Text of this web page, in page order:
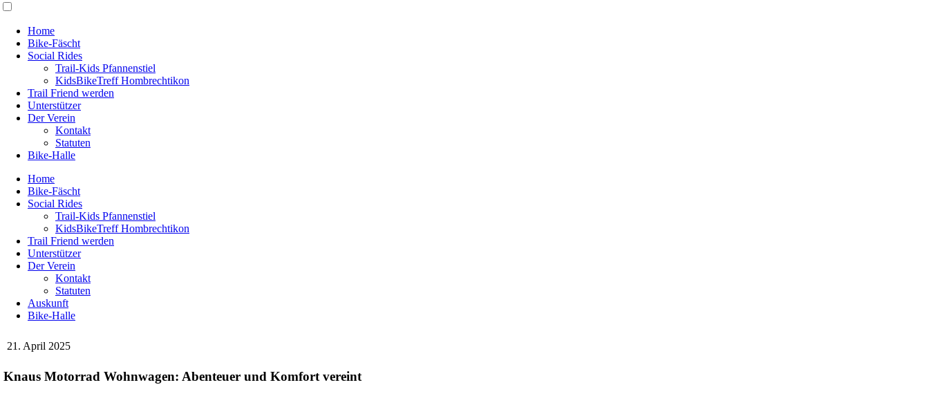
Home
Bike-Fäscht
Social Rides
Trail-Kids Pfannenstiel
KidsBikeTreff Hombrechtikon
Trail Friend werden
Unterstützer
Der Verein
Kontakt
Statuten
Bike-Halle
Home
Bike-Fäscht
Social Rides
Trail-Kids Pfannenstiel
KidsBikeTreff Hombrechtikon
Trail Friend werden
Unterstützer
Der Verein
Kontakt
Statuten
Auskunft
Bike-Halle
21. April 2025
Knaus Motorrad Wohnwagen: Abenteuer und Komfort vereint